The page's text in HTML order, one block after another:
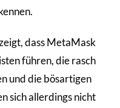
dass MetaMask
führen, die rasch
und die bösartigen
sich allerdings nicht